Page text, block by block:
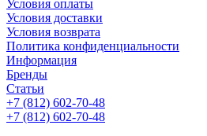
Условия оплаты
Условия доставки
Условия возврата
Политика конфиденциальности
Информация
Бренды
Статьи
+7 (812) 602-70-48
+7 (812) 602-70-48